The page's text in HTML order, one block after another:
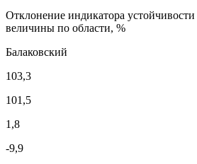
Отклонение индикатора устойчивости
величины по области, %
Балаковский
103,3
101,5
1,8
-9,9